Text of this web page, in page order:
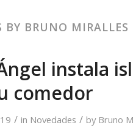
BY BRUNO MIRALLES
instala
comedor
/ in Novedades / by Bruno